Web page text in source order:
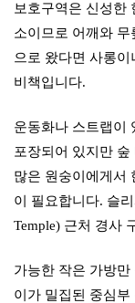
보호구역은 신성한
소이므로 어깨와
으로 왔다면 사롱
비책입니다.
운동화나 스트랩이
포장되어 있지만
많은 원숭이에게서
이 필요합니다. 슬
Temple) 근처 경사
가능한 작은 가방
이가 밀집된 중심